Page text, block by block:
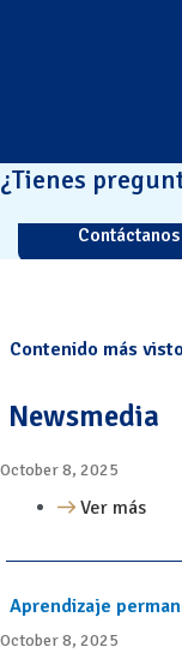
¿Tienes
Contáctanos
Contenido más
Newsmedia
October 8, 2025
Ver más
Aprendizaje
October 8, 2025